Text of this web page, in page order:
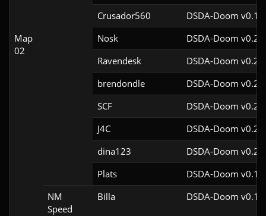
Map
02
Crusador560
DSDA-Doom
Nosk
DSDA-Doom
Ravendesk
DSDA-Doom
brendondle
DSDA-Doom
SCF
DSDA-Doom
J4C
DSDA-Doom
dina123
DSDA-Doom
Plats
DSDA-Doom
NM
Speed
Billa DSDA-Doom